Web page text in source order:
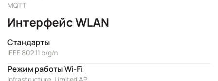
MQTT
Интерфейс WLAN
Стандарты
IEEE 802.11 b/g/n
Режим работы Wi-Fi